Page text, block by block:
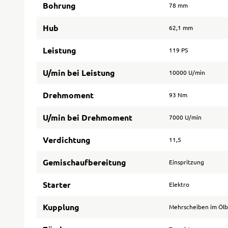
Bohrung 78 mm
Hub 62,1 mm
Leistung 119 PS
U/min bei Leistung 10000 U/min
Drehmoment 93 Nm
U/min bei Drehmoment 7000 U/min
Verdichtung 11,5
Gemischaufbereitung Einspritzung
Starter Elektro
Kupplung Mehrscheiben im